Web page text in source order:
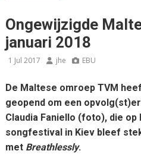
Ongewijzigde
januari 2018
1 Jul 2017 jhe EBU
De Maltese omroep TVM
geopend om een
Claudia Faniello (foto), die
songfestival in Kiev bleef
met Breathlessly.